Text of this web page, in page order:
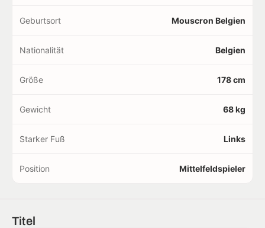
Geburtsort Mouscron Belgien
Nationalität Belgien
Größe 178 cm
Gewicht 68 kg
Starker Fuß Links
Position Mittelfeldspieler
Titel